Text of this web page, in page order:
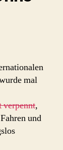
mal
verpennt,
und